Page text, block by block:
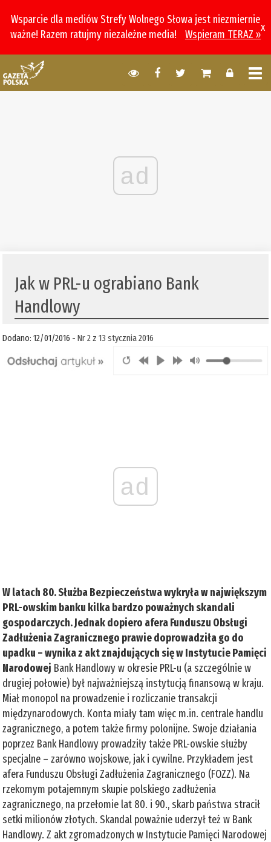
Wsparcie dla mediów Strefy Wolnego Słowa jest niezmiernie
ważne! Razem ratujmy niezależne media!
Wspieram TERAZ »
x
ad
Jak w PRL-u ograbiano Bank
Handlowy
Dodano: 12/01/2016 -Nr 2 z 13 stycznia 2016
ad
W latach 80. Służba Bezpieczeństwa wykryła w największym
PRL-owskim banku kilka bardzo poważnych skandali
gospodarczych. Jednak dopiero afera Funduszu Obsługi
Zadłużenia Zagranicznego prawie doprowadziła go do
upadku – wynika z akt znajdujących się w Instytucie Pamięci
Narodowej Bank Handlowy w okresie PRL-u (a szczególnie w
drugiej połowie) był najważniejszą instytucją finansową w kraju.
Miał monopol na prowadzenie i rozliczanie transakcji
międzynarodowych. Konta miały tam więc m.in. centrale handlu
zagranicznego, a potem także firmy polonijne. Swoje działania
poprzez Bank Handlowy prowadziły także PRL-owskie służby
specjalne – zarówno wojskowe, jak i cywilne. Przykładem jest
afera Funduszu Obsługi Zadłużenia Zagranicznego (FOZZ). Na
rzekomym potajemnym skupie polskiego zadłużenia
zagranicznego, na przełomie lat 80. i 90., skarb państwa stracił
setki milionów złotych. Skandal poważnie uderzył też w Bank
Handlowy. Z akt zgromadzonych w Instytucie Pamięci Narodowej